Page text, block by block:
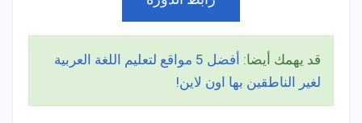
قد يهمك أيضا:
أفضل 5 مواقع لتعليم اللغة العربية
لغير الناطقين بها اون لاين!